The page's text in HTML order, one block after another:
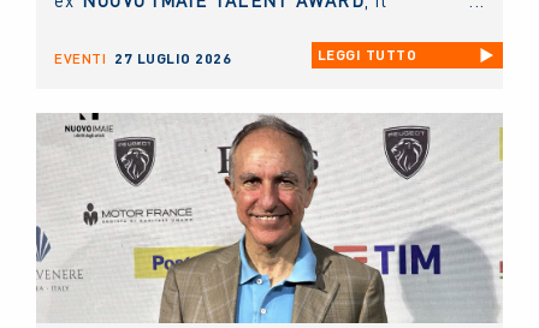
, che la collecting
assegna per valorizzare il talento delle
italiano.
EVENTI 27 LUGLIO 2026 LEGGI TUTTO